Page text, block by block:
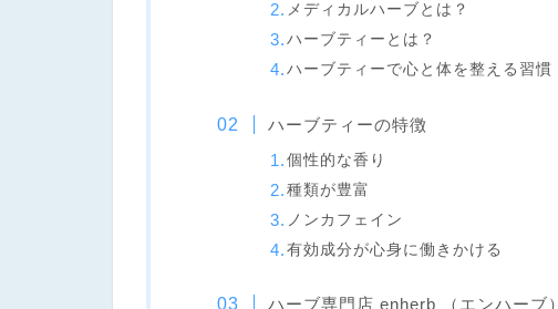
メディカルハーブとは？
ハーブティーとは？
ハーブティーで心と体を整える習慣
ハーブティーの特徴
個性的な香り
種類が豊富
ノンカフェイン
有効成分が心身に働きかける
ハーブ専門店 enherb （エンハーブ）